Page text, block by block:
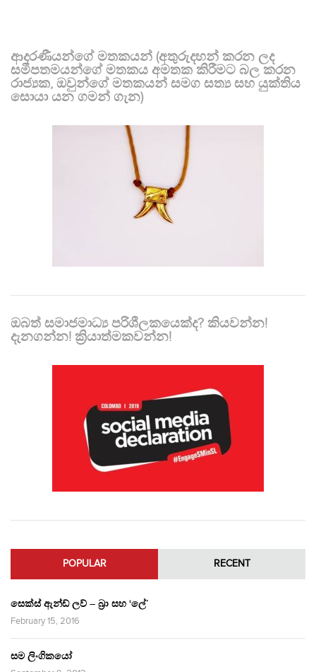
ආදරණීයන්ගේ මතකයන් (අතුරුදහන් කරන ලද
සමීපතමයන්ගේ මතකය අමතක කිරීමට බල කරන
රාජ්‍යක, ඔවුන්ගේ මතකයන් සමග සත්‍ය සහ යුක්තිය
සොයා යන ගමන් ගැන)
ඔබත් සමාජමාධ්‍ය පරිශීලකයෙක්ද? කියවන්න!
දැනගන්න! ක්‍රියාත්මකවන්න!
POPULAR RECENT
සෙක්ස් ඇන්ඩ් ලව් – බ්‍රා සහ ‘ලේ’
February 15, 2016
සම ලිංගිකයෝ